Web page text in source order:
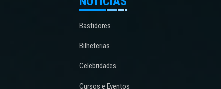
Bastidores
Bilheterias
Celebridades
Cursos e Eventos